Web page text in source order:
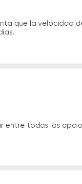
que la velocidad
entre todas las